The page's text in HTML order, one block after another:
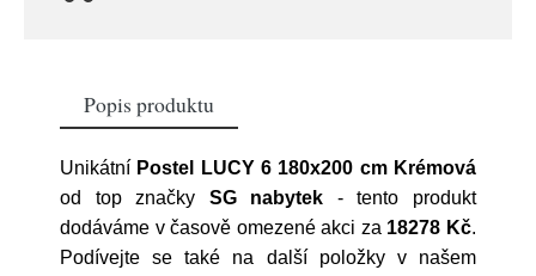
Popis produktu
Unikátní Postel LUCY 6 180x200 cm Krémová
od top značky SG nabytek - tento produkt
dodáváme v časově omezené akci za 18278 Kč.
Podívejte se také na další položky v našem